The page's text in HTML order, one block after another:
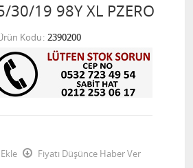
30/19 98Y XL PZERO
Kodu 2390200
Fiyatı Düşünce Haber Ver